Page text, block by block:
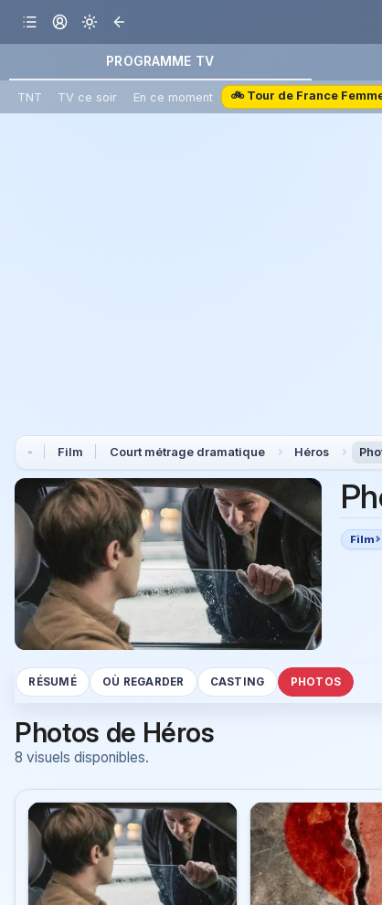
PROGRAMME TV
TNT TV ce soir En ce moment 🚲 Tour de France
Film Court métrage dramatique Héros
Film
RÉSUMÉ OÙ REGARDER CASTING PHOTOS
Photos de Héros
8 visuels disponibles.